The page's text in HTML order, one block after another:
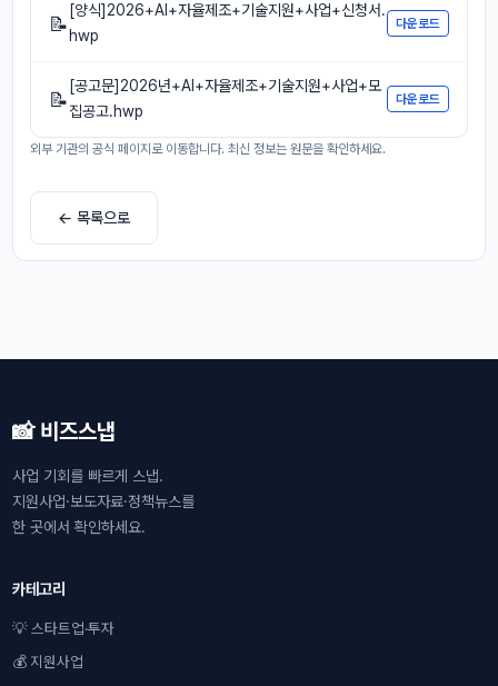
📝
[양식]2026+AI+자율제조+기술지원+사업+신청서.
hwp
다운로드
📝
[공고문]2026년+AI+자율제조+기술지원+사업+모
집공고.hwp
다운로드
외부 기관의 공식 페이지로 이동합니다. 최신 정보는 원문을 확인하세요.
← 목록으로
📸 비즈스냅
사업 기회를 빠르게 스냅.
지원사업·보도자료·정책뉴스를
한 곳에서 확인하세요.
카테고리
💡 스타트업·투자
💰 지원사업